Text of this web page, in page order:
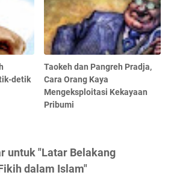
detik
Taokeh dan Pangreh Pradja,
Cara Orang Kaya
Mengeksploitasi Kekayaan
Pribumi
untuk "Latar Belakang
dalam Islam"